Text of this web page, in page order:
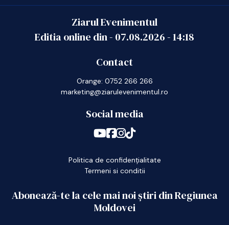
Ziarul Evenimentul
Editia online din - 07.08.2026-14:18
Contact
Orange: 0752 266 266
marketing@ziarulevenimentul.ro
Social media
Politica de confidențialitate
Termeni si conditii
Abonează-te la cele mai noi știri din Regiunea
Moldovei